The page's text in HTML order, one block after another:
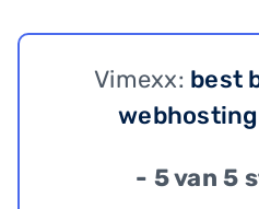
Vimexx: best
- 5 van 5